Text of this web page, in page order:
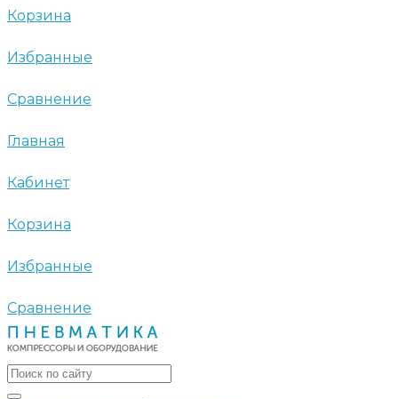
Корзина
Избранные
Сравнение
Главная
Кабинет
Корзина
Избранные
Сравнение